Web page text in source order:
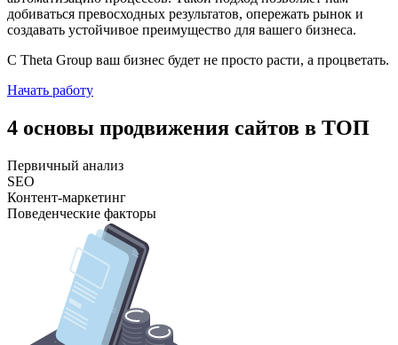
добиваться превосходных результатов, опережать рынок и
создавать устойчивое преимущество для вашего бизнеса.
С Theta Group ваш бизнес будет не просто расти, а процветать.
Начать работу
4 основы продвижения сайтов в ТОП
Первичный анализ
SEO
Контент-маркетинг
Поведенческие факторы